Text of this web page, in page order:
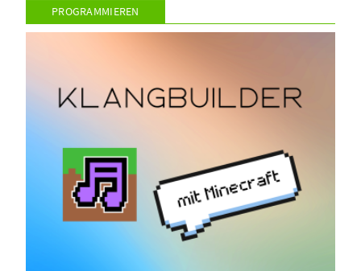
PROGRAMMIEREN